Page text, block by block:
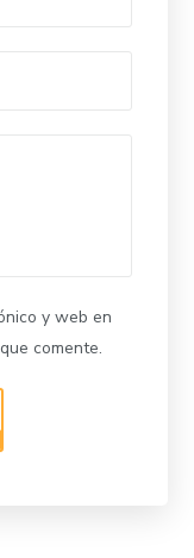
y web en
comente.